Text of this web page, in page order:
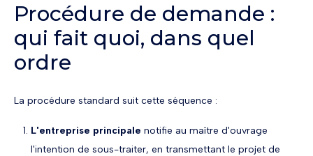
Procédure de demande :
qui fait quoi, dans quel
ordre
La procédure standard suit cette séquence :
L'entreprise principale notifie au maître d'ouvrage
l'intention de sous-traiter, en transmettant le projet de